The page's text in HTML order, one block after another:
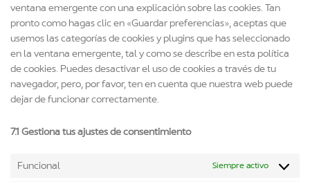
ventana emergente con una explicación sobre las cookies. Tan
pronto como hagas clic en «Guardar preferencias», aceptas que
usemos las categorías de cookies y plugins que has seleccionado
en la ventana emergente, tal y como se describe en esta política
de cookies. Puedes desactivar el uso de cookies a través de tu
navegador, pero, por favor, ten en cuenta que nuestra web puede
dejar de funcionar correctamente.
7.1 Gestiona tus ajustes de consentimiento
Funcional Siempre activo